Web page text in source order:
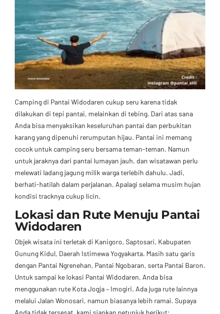
Camping di Pantai Widodaren cukup seru karena tidak
dilakukan di tepi pantai, melainkan di tebing. Dari atas sana
Anda bisa menyaksikan keseluruhan pantai dan perbukitan
karang yang dipenuhi rerumputan hijau. Pantai ini memang
cocok untuk camping seru bersama teman-teman. Namun
untuk jaraknya dari pantai lumayan jauh, dan wisatawan perlu
melewati ladang jagung milik warga terlebih dahulu. Jadi,
berhati-hatilah dalam perjalanan. Apalagi selama musim hujan
kondisi tracknya cukup licin.
Lokasi dan Rute Menuju Pantai
Widodaren
Objek wisata ini terletak di Kanigoro, Saptosari, Kabupaten
Gunung Kidul, Daerah Istimewa Yogyakarta. Masih satu garis
dengan Pantai Ngrenehan, Pantai Ngobaran, serta Pantai Baron.
Untuk sampai ke lokasi Pantai Widodaren, Anda bisa
menggunakan rute Kota Jogja – Imogiri. Ada juga rute lainnya
melalui Jalan Wonosari, namun biasanya lebih ramai. Supaya